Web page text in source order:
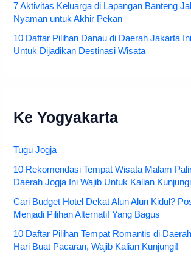
7 Aktivitas Keluarga di Lapangan Banteng
Nyaman untuk Akhir Pekan
10 Daftar Pilihan Danau di Daerah Jakarta
Untuk Dijadikan Destinasi Wisata
Ke Yogyakarta
Tugu Jogja
10 Rekomendasi Tempat Wisata Malam
Daerah Jogja Ini Wajib Untuk Kalian Kunjungi
Cari Budget Hotel Dekat Alun Alun Kidul?
Menjadi Pilihan Alternatif Yang Bagus
10 Daftar Pilihan Tempat Romantis di
Hari Buat Pacaran, Wajib Kalian Kunjungi!